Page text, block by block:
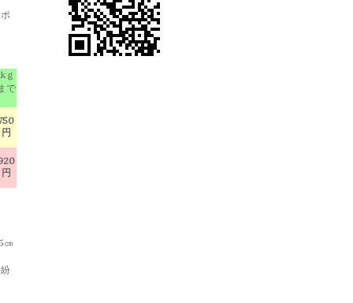
ｇ
で
円
円
㎝